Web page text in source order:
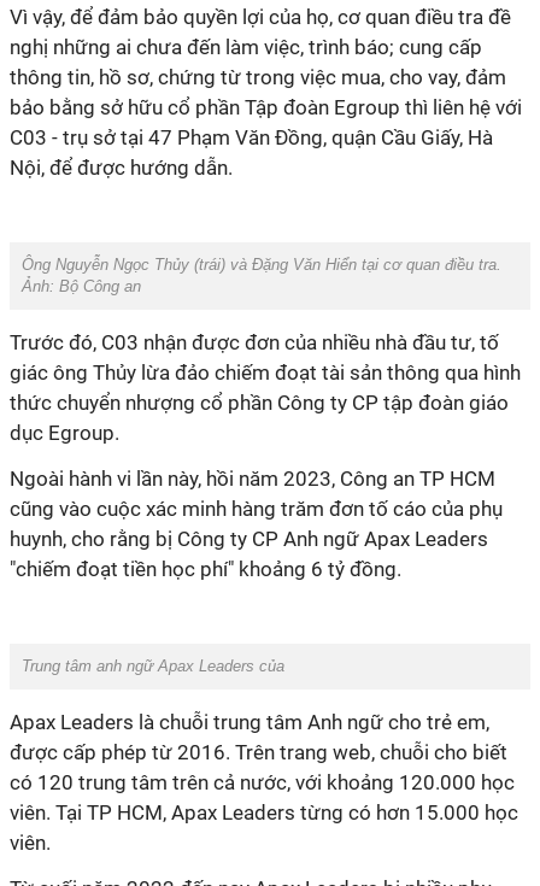
Vì vậy, để đảm bảo quyền lợi của họ, cơ quan điều tra đề
nghị những ai chưa đến làm việc, trình báo; cung cấp
thông tin, hồ sơ, chứng từ trong việc mua, cho vay, đảm
bảo bằng sở hữu cổ phần Tập đoàn Egroup thì liên hệ với
C03 - trụ sở tại 47 Phạm Văn Đồng, quận Cầu Giấy, Hà
Nội, để được hướng dẫn.
Ông Nguyễn Ngọc Thủy (trái) và Đặng Văn Hiển tại cơ quan điều tra.
Ảnh: Bộ Công an
Trước đó, C03 nhận được đơn của nhiều nhà đầu tư, tố
giác ông Thủy lừa đảo chiếm đoạt tài sản thông qua hình
thức chuyển nhượng cổ phần Công ty CP tập đoàn giáo
dục Egroup.
Ngoài hành vi lần này, hồi năm 2023, Công an TP HCM
cũng vào cuộc xác minh hàng trăm đơn tố cáo của phụ
huynh, cho rằng bị Công ty CP Anh ngữ Apax Leaders
"chiếm đoạt tiền học phí" khoảng 6 tỷ đồng.
Trung tâm anh ngữ Apax Leaders của
Apax Leaders là chuỗi trung tâm Anh ngữ cho trẻ em,
được cấp phép từ 2016. Trên trang web, chuỗi cho biết
có 120 trung tâm trên cả nước, với khoảng 120.000 học
viên. Tại TP HCM, Apax Leaders từng có hơn 15.000 học
viên.